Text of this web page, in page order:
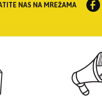
NAS NA MREŽAMA